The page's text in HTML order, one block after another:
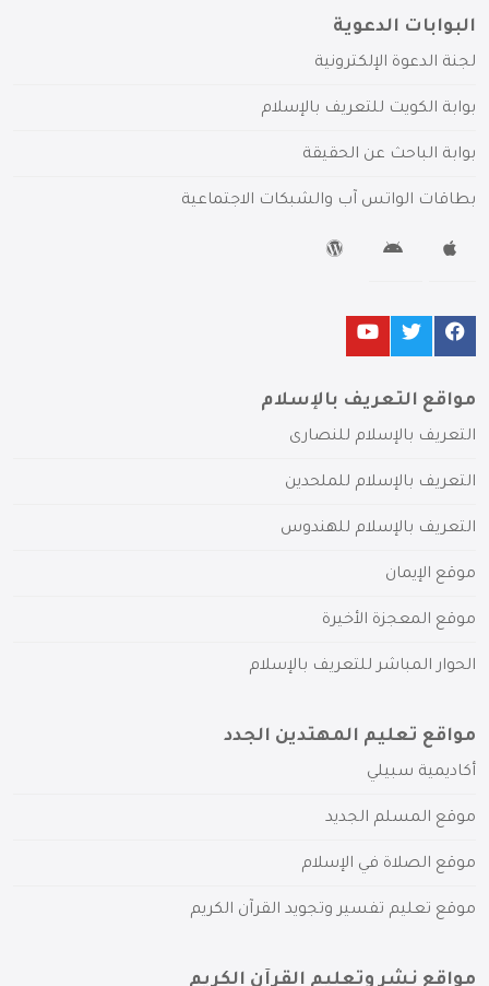
البوابات الدعوية
لجنة الدعوة الإلكترونية
بوابة الكويت للتعريف بالإسلام
بوابة الباحث عن الحقيقة
بطاقات الواتس آب والشبكات الاجتماعية
مواقع التعريف بالإسلام
التعريف بالإسلام للنصارى
التعريف بالإسلام للملحدين
التعريف بالإسلام للهندوس
موقع الإيمان
موقع المعجزة الأخيرة
الحوار المباشر للتعريف بالإسلام
مواقع تعليم المهتدين الجدد
أكاديمية سبيلي
موقع المسلم الجديد
موقع الصلاة في الإسلام
موقع تعليم تفسير وتجويد القرآن الكريم
مواقع نشر وتعليم القرآن الكريم